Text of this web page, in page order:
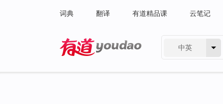
词典 翻译 有道精品课 云笔记
中英